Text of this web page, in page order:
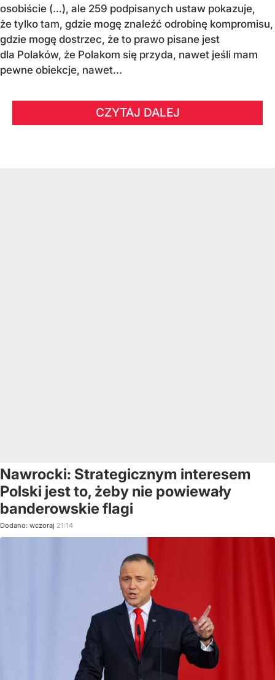
osobiście (…), ale 259 podpisanych ustaw pokazuje,
że tylko tam, gdzie mogę znaleźć odrobinę kompromisu,
gdzie mogę dostrzec, że to prawo pisane jest
dla Polaków, że Polakom się przyda, nawet jeśli mam
pewne obiekcje, nawet...
CZYTAJ DALEJ
Nawrocki: Strategicznym interesem
Polski jest to, żeby nie powiewały
banderowskie flagi
Dodano: wczoraj 21:14